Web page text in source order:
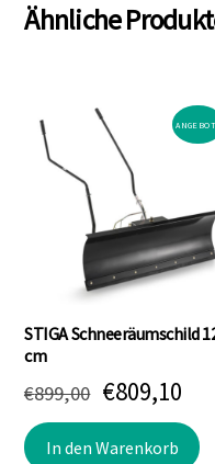
Ähnliche
STIGA Schneeräumschild
cm
€899,00
Preis
€809,10
In den Warenkorb